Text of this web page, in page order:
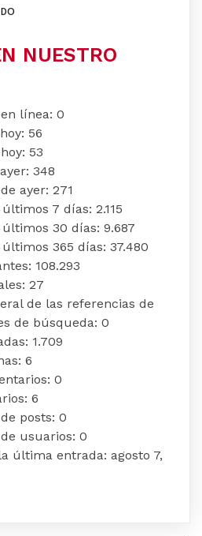
NUESTRO
línea: 0
56
53
348
ayer: 271
últimos 7 días: 2.115
últimos 30 días: 9.687
365 días: 37.480
108.293
27
de las referencias de
de búsqueda: 0
1.709
6
0
6
posts: 0
usuarios: 0
última entrada: agosto 7,